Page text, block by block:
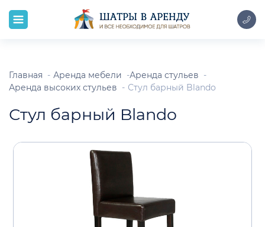
Главная Аренда мебели
Аренда стульев
Аренда высоких стульев
Стул барный Blando
Стул барный Blando